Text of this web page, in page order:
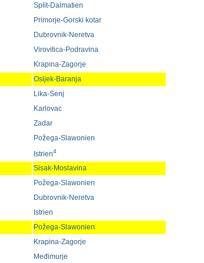
Split-Dalmatien
Primorje-Gorski kotar
Dubrovnik-Neretva
Virovitica-Podravina
Krapina-Zagorje
Osijek-Baranja
Lika-Senj
Karlovac
Zadar
Požega-Slawonien
Istrien4
Sisak-Moslavina
Požega-Slawonien
Dubrovnik-Neretva
Istrien
Požega-Slawonien
Krapina-Zagorje
Međimurje